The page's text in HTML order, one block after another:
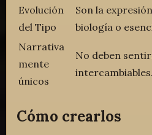
Evolución
del Tipo
Son la
biología o
Narrativa
mente
únicos
No deben
intercambiables.
Cómo crearlos